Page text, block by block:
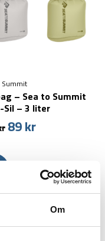
Om
Summit
– Sea to Summit
Sil – 3 liter
Den
89krDen
89 kr.